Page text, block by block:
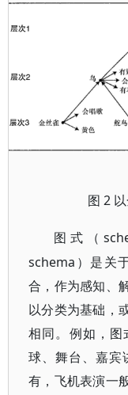
图 2
图式（
schema）是关
合，作为感知、
以分类为基础，
相同。例如，图
球、舞台、嘉宾
有，飞机表演一